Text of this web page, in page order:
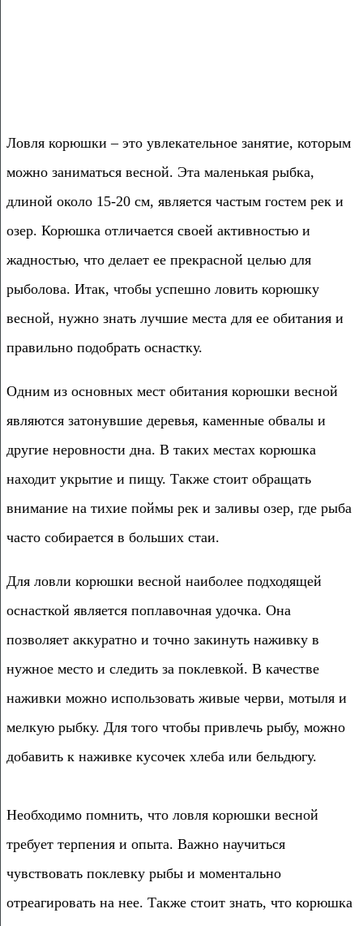
Ловля корюшки – это увлекательное занятие, которым
можно заниматься весной. Эта маленькая рыбка,
длиной около 15-20 см, является частым гостем рек и
озер. Корюшка отличается своей активностью и
жадностью, что делает ее прекрасной целью для
рыболова. Итак, чтобы успешно ловить корюшку
весной, нужно знать лучшие места для ее обитания и
правильно подобрать оснастку.
Одним из основных мест обитания корюшки весной
являются затонувшие деревья, каменные обвалы и
другие неровности дна. В таких местах корюшка
находит укрытие и пищу. Также стоит обращать
внимание на тихие поймы рек и заливы озер, где рыба
часто собирается в больших стаи.
Для ловли корюшки весной наиболее подходящей
оснасткой является поплавочная удочка. Она
позволяет аккуратно и точно закинуть наживку в
нужное место и следить за поклевкой. В качестве
наживки можно использовать живые черви, мотыля и
мелкую рыбку. Для того чтобы привлечь рыбу, можно
добавить к наживке кусочек хлеба или бельдюгу.
Необходимо помнить, что ловля корюшки весной
требует терпения и опыта. Важно научиться
чувствовать поклевку рыбы и моментально
отреагировать на нее. Также стоит знать, что корюшка